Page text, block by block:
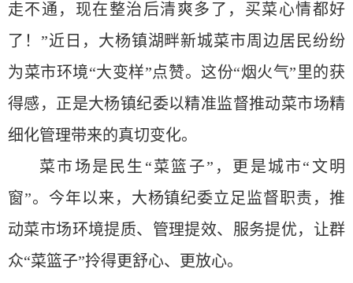
走不通，现在整治后清爽多了，买菜心情都好
了！”近日，大杨镇湖畔新城菜市周边居民纷纷
为菜市环境“大变样”点赞。这份“烟火气”里的获
得感，正是大杨镇纪委以精准监督推动菜市场精
细化管理带来的真切变化。
菜市场是民生“菜篮子”，更是城市“文明
窗”。今年以来，大杨镇纪委立足监督职责，推
动菜市场环境提质、管理提效、服务提优，让群
众“菜篮子”拎得更舒心、更放心。